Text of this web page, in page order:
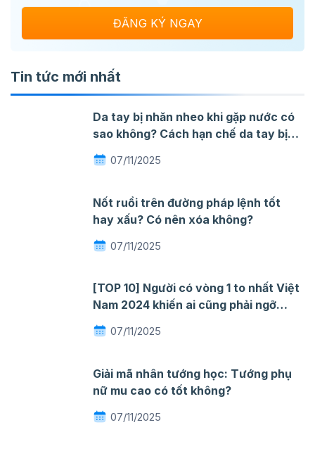
Tin tức mới nhất
Da tay bị nhăn nheo khi gặp nước có
sao không? Cách hạn chế da tay bị
nhăn khi gặp nước
07/11/2025
Nốt ruồi trên đường pháp lệnh tốt
hay xấu? Có nên xóa không?
07/11/2025
[TOP 10] Người có vòng 1 to nhất Việt
Nam 2024 khiến ai cũng phải ngỡ
ngàng mê đắm
07/11/2025
Giải mã nhân tướng học: Tướng phụ
nữ mu cao có tốt không?
07/11/2025